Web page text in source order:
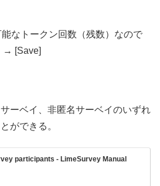
能なトークン回数（残数）なので
→ [Save]
ーベイ、非匿名サーベイのいずれ
ができる。
participants - LimeSurvey Manual